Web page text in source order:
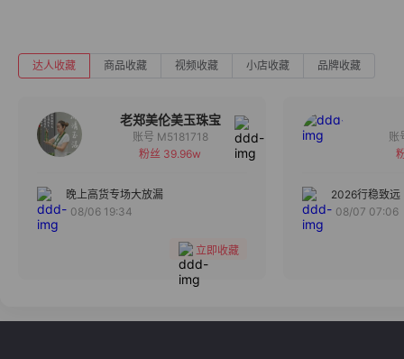
达人收藏 商品收藏 视频收藏 小店收藏 品牌收藏
老郑美伦美玉珠宝
备注
分组
账号 M5181718
粉丝 39.96w
晚上高货专场大放漏
08/06 19:34
立即收藏
2026行稳致远
08/07 07:06